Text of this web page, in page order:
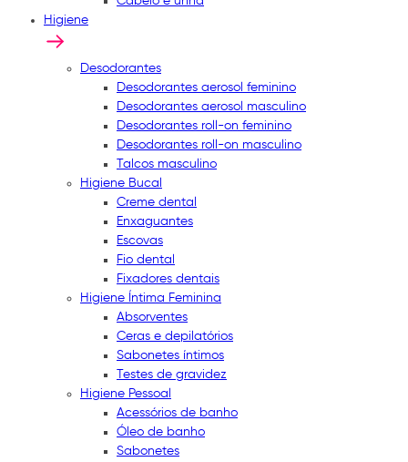
Higiene
Desodorantes
Desodorantes aerosol feminino
Desodorantes aerosol masculino
Desodorantes roll-on feminino
Desodorantes roll-on masculino
Talcos masculino
Higiene Bucal
Creme dental
Enxaguantes
Escovas
Fio dental
Fixadores dentais
Higiene Íntima Feminina
Absorventes
Ceras e depilatórios
Sabonetes íntimos
Testes de gravidez
Higiene Pessoal
Acessórios de banho
Óleo de banho
Sabonetes